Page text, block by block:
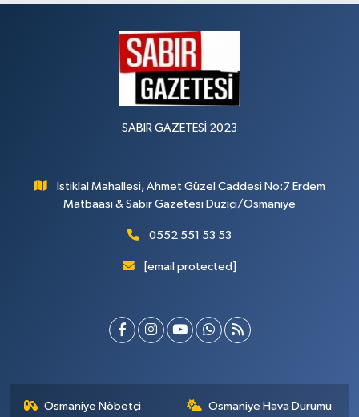
SABIR GAZETESİ 2023
İstiklal Mahallesi, Ahmet Güzel Caddesi No:7 Erdem
Matbaası & Sabır Gazetesi Düziçi/Osmaniye
0552 551 53 53
[email protected]
Osmaniye Nöbetçi
Osmaniye Hava Durumu